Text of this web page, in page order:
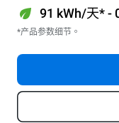
91 kWh/天* -
*产品参数细节。